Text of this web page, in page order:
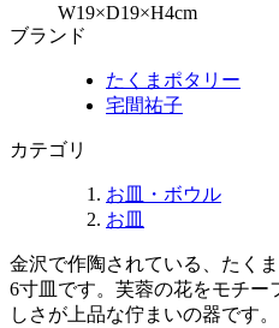
W19×D19×H4cm
ブランド
たくまポタリー
宅間祐子
カテゴリ
お皿・ボウル
お皿
金沢で作陶されている、たく
6寸皿です。芙蓉の花をモチー
しさが上品な佇まいの器です。